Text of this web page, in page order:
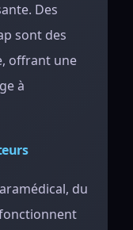
Des
sont des
offrant une
à
du